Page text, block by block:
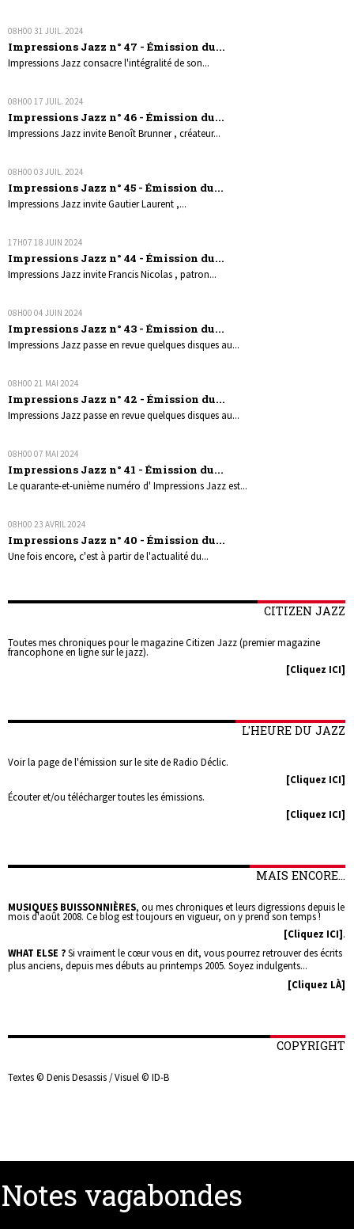
08H00 31 JUIL. 2024
Impressions Jazz n° 47 - Émission du...
Impressions Jazz consacre l'intégralité de son...
08H00 17 JUIL. 2024
Impressions Jazz n° 46 - Émission du...
Impressions Jazz invite Benoît Brunner , créateur...
08H00 03 JUIL. 2024
Impressions Jazz n° 45 - Émission du...
Impressions Jazz invite Gautier Laurent ,...
17H07 18 JUIN 2024
Impressions Jazz n° 44 - Émission du...
Impressions Jazz invite Francis Nicolas , patron...
08H00 04 JUIN 2024
Impressions Jazz n° 43 - Émission du...
Impressions Jazz passe en revue quelques disques au...
08H00 21 MAI 2024
Impressions Jazz n° 42 - Émission du...
Impressions Jazz passe en revue quelques disques au...
08H00 07 MAI 2024
Impressions Jazz n° 41 - Émission du...
Le quarante-et-unième numéro d' Impressions Jazz est...
08H00 23 AVRIL 2024
Impressions Jazz n° 40 - Émission du...
Une fois encore, c'est à partir de l'actualité du...
CITIZEN JAZZ
Toutes mes chroniques pour le magazine Citizen Jazz (premier magazine
francophone en ligne sur le jazz).
[Cliquez ICI]
L'HEURE DU JAZZ
Voir la page de l'émission sur le site de Radio Déclic.
[Cliquez ICI]
Écouter et/ou télécharger toutes les émissions.
[Cliquez ICI]
MAIS ENCORE...
MUSIQUES BUISSONNIÈRES, ou mes chroniques et leurs digressions depuis le
mois d'août 2008. Ce blog est toujours en vigueur, on y prend son temps !
[Cliquez ICI].
WHAT ELSE ?Si vraiment le cœur vous en dit, vous pourrez retrouver des écrits
plus anciens, depuis mes débuts au printemps 2005. Soyez indulgents...
[Cliquez LÀ]
COPYRIGHT
Textes © Denis Desassis / Visuel © ID-B
Notes vagabondes